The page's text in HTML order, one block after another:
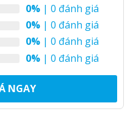
0% | 0 đánh giá
0% | 0 đánh giá
0% | 0 đánh giá
0% | 0 đánh giá
NGAY